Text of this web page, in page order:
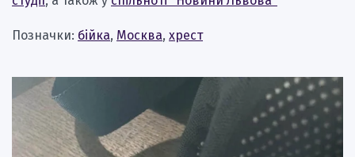
Позначки: бійка, Москва, хрест